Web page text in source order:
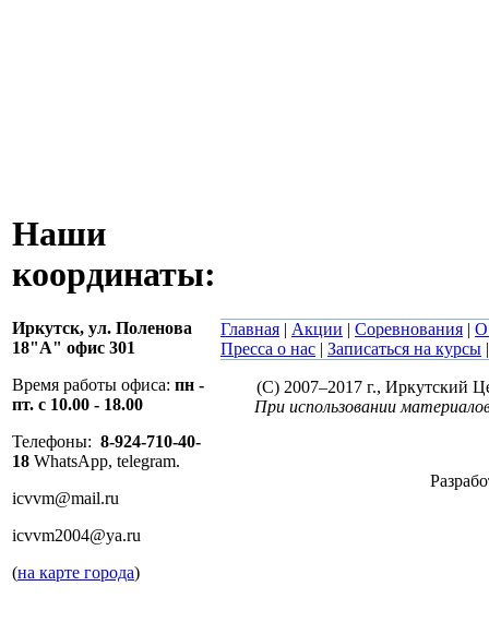
Наши
координаты:
Иркутск, ул. Поленова
18"А" офис 301
Время работы офиса: пн -
пт. с 10.00 - 18.00
Телефоны: 8-924-710-40-
18 WhatsApp, telegram.
icvvm@mail.ru
icvvm2004@ya.ru
(на карте города)
Главная | Акции | Соревнования | О
Пресса о нас | Записаться на курсы
(C) 2007–2017 г., Иркутский
При использовании